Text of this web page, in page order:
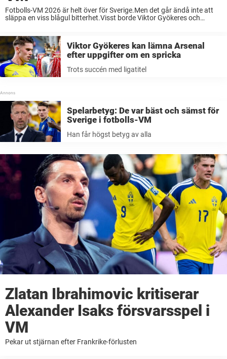
Fotbolls-VM 2026 är helt över för Sverige.Men det går ändå inte att
släppa en viss blågul bitterhet.Visst borde Viktor Gyökeres och
Viktor Gyökeres kan lämna Arsenal
efter uppgifter om en spricka
Trots succén med ligatitel
Spelarbetyg: De var bäst och sämst för
Sverige i fotbolls-VM
Han får högst betyg av alla
Zlatan Ibrahimovic kritiserar
Alexander Isaks försvarsspel i
VM
Pekar ut stjärnan efter Frankrike-förlusten